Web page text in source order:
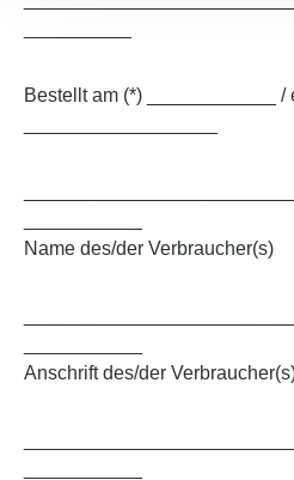
Bestellt am (*) ____________ /
Name des/der Verbraucher(s)
Anschrift des/der